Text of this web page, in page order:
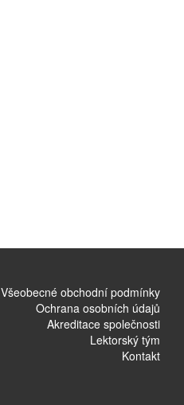
Všeobecné obchodní podmínky
Ochrana osobních údajů
Akreditace společnosti
Lektorský tým
Kontakt